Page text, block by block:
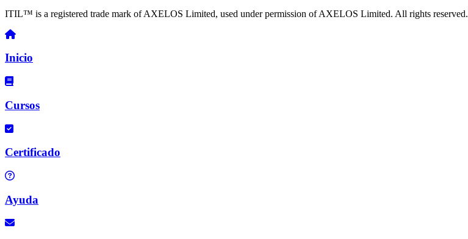
ITIL™ is a registered trade mark of AXELOS Limited, used under permission of AXELOS Limited. All rights reserved.
Inicio
Cursos
Certificado
Ayuda